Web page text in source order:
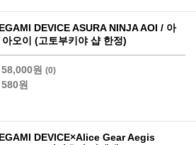
DEVICE ASURA NINJA AOI / 아
오이 (고토부키야 샵 한정)
58,000원 (0)
580원
DEVICE×Alice Gear Aegis